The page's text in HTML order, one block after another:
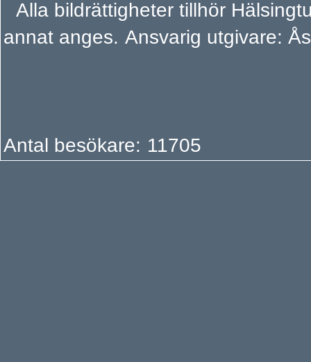
Alla bildrättigheter tillhör
annat anges. Ansvarig utgivare:
Antal besökare: